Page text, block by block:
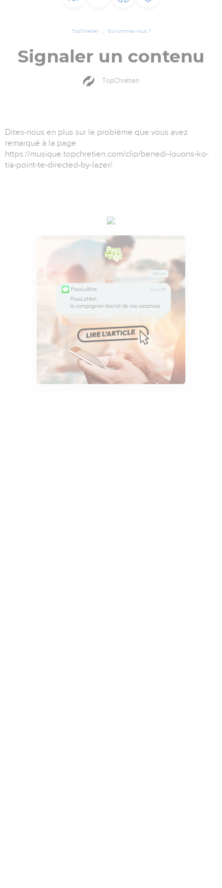
TopChrétien Qui sommes-nous ?
Signaler un contenu
TopChrétien
Dites-nous en plus sur le problème que vous avez
remarqué à la page
https://musique.topchretien.com/clip/benedi-louons-ko-
tia-point-te-directed-by-lazer/